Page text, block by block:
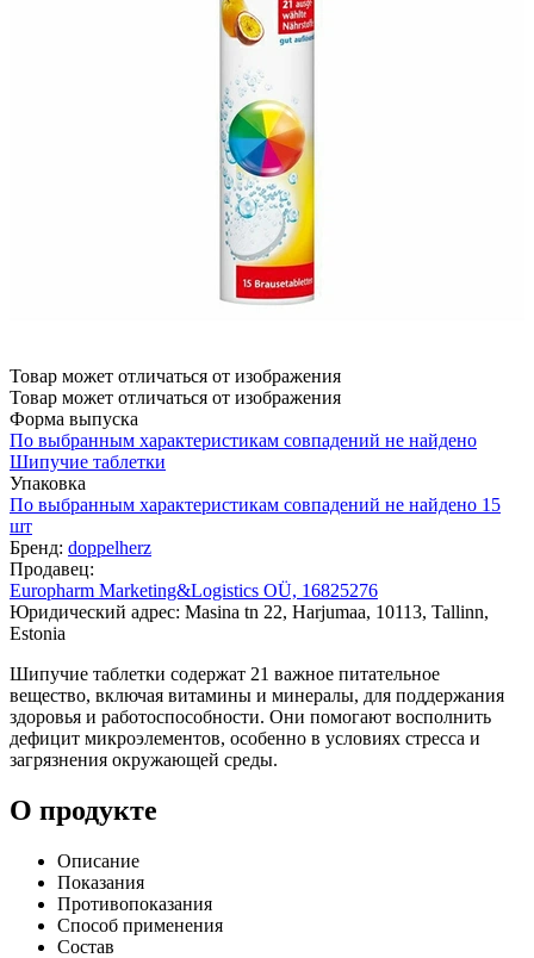
Товар может отличаться от изображения
Товар может отличаться от изображения
Форма выпуска
По выбранным характеристикам совпадений не найдено
Шипучие таблетки
Упаковка
По выбранным характеристикам совпадений не найдено 15
шт
Бренд: doppelherz
Продавец:
Europharm Marketing&Logistics OÜ, 16825276
Юридический адрес: Masina tn 22, Harjumaa, 10113, Tallinn,
Estonia
Шипучие таблетки содержат 21 важное питательное
вещество, включая витамины и минералы, для поддержания
здоровья и работоспособности. Они помогают восполнить
дефицит микроэлементов, особенно в условиях стресса и
загрязнения окружающей среды.
О продукте
Описание
Показания
Противопоказания
Способ применения
Состав